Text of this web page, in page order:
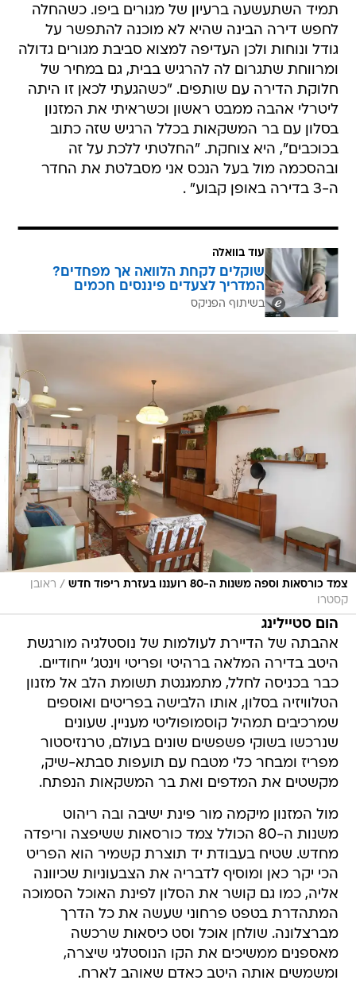
תמיד השתעשעה ברעיון של מגורים ביפו. כשהחלה
לחפש דירה הבינה שהיא לא מוכנה להתפשר על
גודל ונוחות ולכן העדיפה למצוא סביבת מגורים גדולה
ומרווחת שתגרום לה להרגיש בבית, גם במחיר של
חלוקת הדירה עם שותפים. "כשהגעתי לכאן זו היתה
ליטרלי אהבה ממבט ראשון וכשראיתי את המזנון
בסלון עם בר המשקאות בכלל הרגיש שזה כתוב
בכוכבים", היא צוחקת. "החלטתי ללכת על זה
ובהסכמה מול בעל הנכס אני מסבלטת את החדר
ה-3 בדירה באופן קבוע" .
עוד בוואלה
שוקלים לקחת הלוואה אך מפחדים?
המדריך לצעדים פיננסים חכמים
בשיתוף הפניקס
צמד כורסאות וספה משנות ה-80 רועננו בעזרת ריפוד חדש / ראובן
קסטרו
הום סטיילינג
אהבתה של הדיירת לעולמות של נוסטלגיה מורגשת
היטב בדירה המלאה ברהיטי ופריטי וינטג' ייחודיים.
כבר בכניסה לחלל, מתמגנטת תשומת הלב אל מזנון
הטלוויזיה בסלון, אותו הלבישה בפריטים ואוספים
שמרכיבים תמהיל קוסמופוליטי מעניין. שעונים
שנרכשו בשוקי פשפשים שונים בעולם, טרנזיסטור
מפריז ומבחר כלי מטבח עם תועפות סבתא-שיק,
מקשטים את המדפים ואת בר המשקאות הנפתח.
מול המזנון מיקמה מור פינת ישיבה ובה ריהוט
משנות ה-80 הכולל צמד כורסאות ששיפצה וריפדה
מחדש. שטיח בעבודת יד תוצרת קשמיר הוא הפריט
הכי יקר כאן ומוסיף לדבריה את הצבעוניות שכיוונה
אליה, כמו גם קושר את הסלון לפינת האוכל הסמוכה
המתהדרת בטפט פרחוני שעשה את כל הדרך
מברצלונה. שולחן אוכל וסט כיסאות שרכשה
מאספנים ממשיכים את הקו הנוסטלגי שיצרה,
ומשמשים אותה היטב כאדם שאוהב לארח.